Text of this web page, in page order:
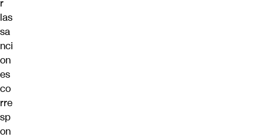
r
las
sa
nci
on
es
co
rre
sp
on